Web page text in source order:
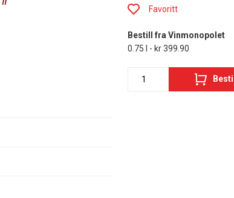
Favoritt
Bestill fra Vinmonopolet
0.75 l - kr 399.90
Bestill